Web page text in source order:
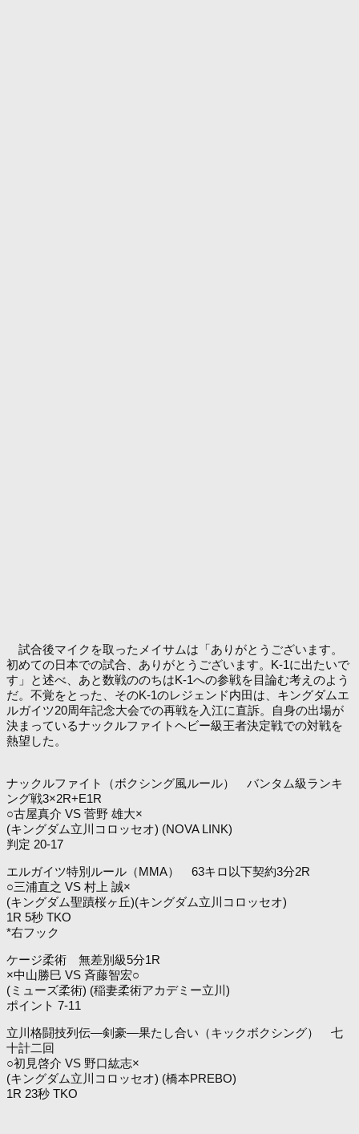
試合後マイクを取ったメイサムは「ありがとうございます。
初めての日本での試合、ありがとうございます。K-1に出たいで
す」と述べ、あと数戦ののちはK-1への参戦を目論む考えのよう
だ。不覚をとった、そのK-1のレジェンド内田は、キングダムエ
ルガイツ20周年記念大会での再戦を入江に直訴。自身の出場が
決まっているナックルファイトヘビー級王者決定戦での対戦を
熱望した。
ナックルファイト（ボクシング風ルール） バンタム級ランキ
ング戦3×2R+E1R
○古屋真介 VS 菅野 雄大×
(キングダム立川コロッセオ) (NOVA LINK)
判定 20-17
エルガイツ特別ルール（MMA） 63キロ以下契約3分2R
○三浦直之 VS 村上 誠×
(キングダム聖蹟桜ヶ丘)(キングダム立川コロッセオ)
1R 5秒 TKO
*右フック
ケージ柔術 無差別級5分1R
×中山勝巳 VS 斉藤智宏○
(ミューズ柔術) (稲妻柔術アカデミー立川)
ポイント 7-11
立川格闘技列伝―剣豪―果たし合い（キックボクシング） 七
十計二回
○初見啓介 VS 野口紘志×
(キングダム立川コロッセオ) (橋本PREBO)
1R 23秒 TKO